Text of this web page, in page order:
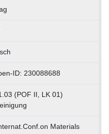
ID: 230088688
(POF II, LK 01)
Materials